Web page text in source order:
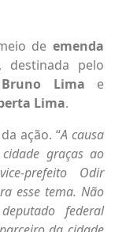
de emenda
, destinada pelo
Lima e
Lima.
ação. “A causa
graças ao
prefeito Odir
esse tema. Não
federal